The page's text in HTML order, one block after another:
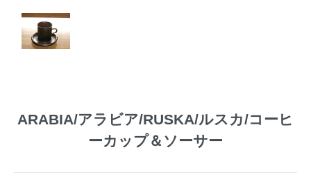
ARABIA/アラビア/RUSKA/ルスカ/コーヒ
ーカップ＆ソーサー